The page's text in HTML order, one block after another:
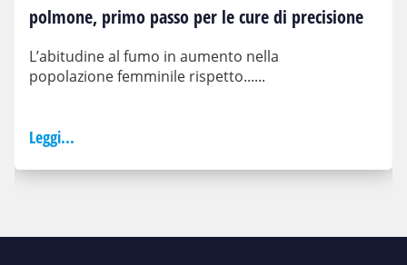
polmone, primo passo per le cure di precisione
L’abitudine al fumo in aumento nella
popolazione femminile rispetto......
Leggi...